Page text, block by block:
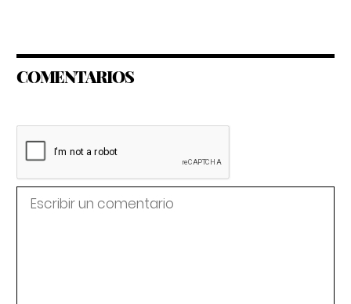
COMENTARIOS